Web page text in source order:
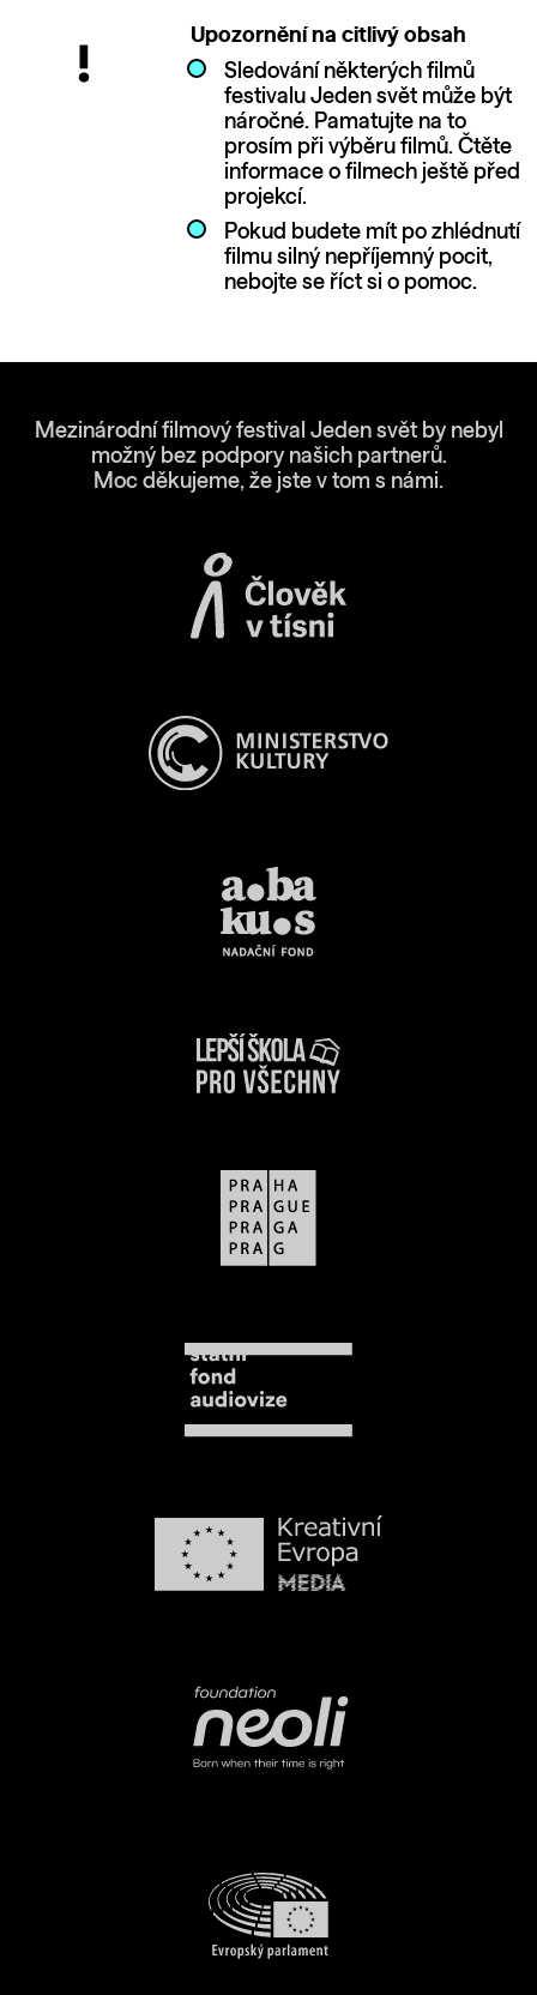
Upozornění na citlivý obsah
Sledování některých filmů
festivalu Jeden svět může být
náročné. Pamatujte na to
prosím při výběru filmů. Čtěte
informace o filmech ještě před
projekcí.
Pokud budete mít po zhlédnutí
filmu silný nepříjemný pocit,
nebojte se říct si o pomoc.
Mezinárodní filmový festival Jeden svět by nebyl
možný bez podpory našich partnerů.
Moc děkujeme, že jste v tom s námi.